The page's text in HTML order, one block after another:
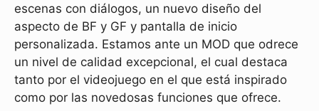
escenas con diálogos, un nuevo diseño del
aspecto de BF y GF y pantalla de inicio
personalizada. Estamos ante un MOD que odrece
un nivel de calidad excepcional, el cual destaca
tanto por el videojuego en el que está inspirado
como por las novedosas funciones que ofrece.